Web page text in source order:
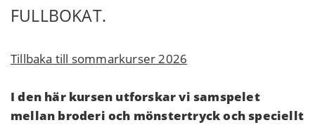
FULLBOKAT.
Tillbaka till sommarkurser 2026
I den här kursen utforskar vi samspelet
mellan broderi och mönstertryck och speciellt